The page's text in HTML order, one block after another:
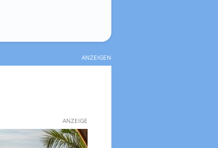
ANZEIGEN
ANZEIGE